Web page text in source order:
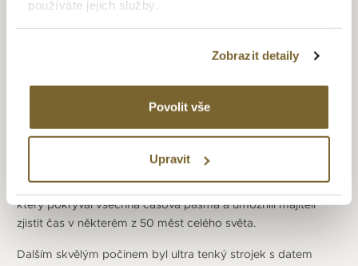
používáte jejich služby.
Zobrazit detaily
Povolit vše
Upravit
těsnění a dvojitému zadnímu víčku. Vývoj vodotěsných
technický úspěch. Na přelomu 70. let vydává společnost dva
zajímavé modely a toBluebirdaGeoscope. Bluebird jsou
poškrábání, odolným dvojitým víčkem a voděodolností.
Model Geoscope byl opravdu univerzální model,
který pokrýval všechna časová pásma a umožnili majiteli
zjistit čas v některém z 50 měst celého světa.
Dalším skvělým počinem byl ultra tenký strojek s datem